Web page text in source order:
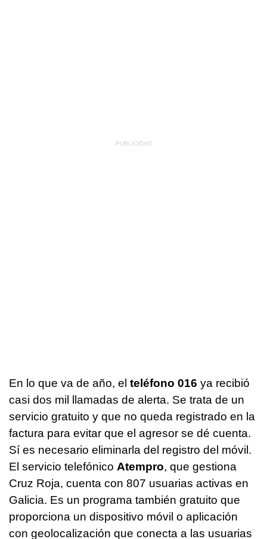
En lo que va de año, el teléfono 016 ya recibió
casi dos mil llamadas de alerta. Se trata de un
servicio gratuito y que no queda registrado en la
factura para evitar que el agresor se dé cuenta.
Sí es necesario eliminarla del registro del móvil.
El servicio telefónico Atempro, que gestiona
Cruz Roja, cuenta con 807 usuarias activas en
Galicia. Es un programa también gratuito que
proporciona un dispositivo móvil o aplicación
con geolocalización que conecta a las usuarias